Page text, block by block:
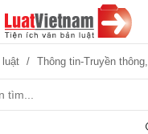
luật Thông tin-Truyền thông,